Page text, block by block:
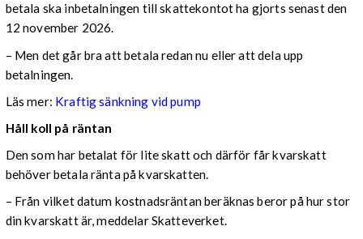
betala ska inbetalningen till skattekontot ha gjorts senast den
12 november 2026.
– Men det går bra att betala redan nu eller att dela upp
betalningen.
Läs mer: Kraftig sänkning vid pump
Håll koll på räntan
Den som har betalat för lite skatt och därför får kvarskatt
behöver betala ränta på kvarskatten.
– Från vilket datum kostnadsräntan beräknas beror på hur stor
din kvarskatt är, meddelar Skatteverket.